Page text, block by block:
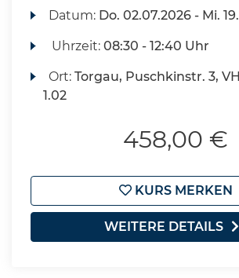
Datum: Do. 02.07.2026 - Mi.
Uhrzeit:08:30 - 12:40 Uhr
Ort:Torgau, Puschkinstr. 3,
1.02
458,00 €
KURS MERKEN
WEITERE DETAILS